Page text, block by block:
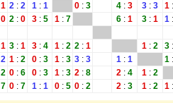
1 2 : 2 1 : 1 0 : 3 4 : 3 3 : 3 1 :
0 2 : 0 3 : 5 1 : 7 6 : 1 3 : 1 1 :
1 3 : 1 3 : 4 1 : 2 2 : 1 1 : 2 3 :
2 1 : 2 0 : 3 1 : 3 3 : 3 1 : 1 1 :
2 0 : 6 0 : 3 1 : 3 2 : 8 2 : 4 1 : 2
7 0 : 7 1 : 1 0 : 5 0 : 2 2 : 3 1 : 2 1 :